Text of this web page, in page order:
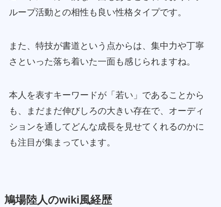
ループ活動との相性も良い性格タイプです。
また、特技が書道という点からは、集中力や丁寧
さといった落ち着いた一面も感じられますね。
本人を表すキーワードが「若い」であることから
も、まだまだ伸びしろの大きい存在で、オーディ
ションを通してどんな成長を見せてくれるのかに
も注目が集まっています。
鳩場陸人のwiki風経歴